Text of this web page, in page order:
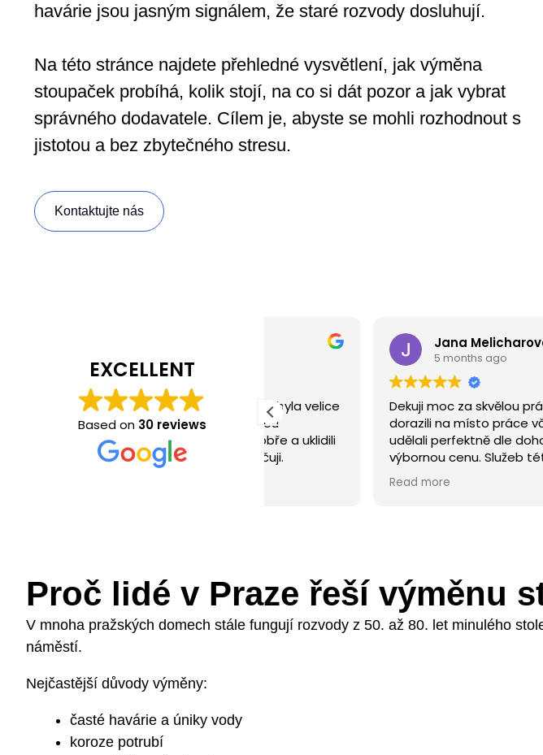
havárie jsou jasným signálem, že staré rozvody dosluhují.
Na této stránce najdete přehledné vysvětlení, jak výměna
stoupaček probíhá, kolik stojí, na co si dát pozor a jak vybrat
správného dodavatele. Cílem je, abyste se mohli rozhodnout s
jistotou a bez zbytečného stresu.
Kontaktujte nás
EXCELLENT
Based on 30 reviews
S firmou DinoGroup jsem byla velice
spokojena, instalatérskou
práci provedli rychle, dobře a uklidili
po sobě. Určitě doporučuji.
Jana Melicharova
5 months ago
Dekuji moc za skvělou práci. Pánové
dorazili na místo práce včas, vše
udělali perfektně dle dohody a za
výbornou cenu. Služeb této firmy
využívám opakovaně. Mohu všem
Proč lidé v Praze řeší výměnu
V mnoha pražských domech stále fungují rozvody z 50. až 80. let minulého
náměstí.
Nejčastější důvody výměny:
časté havárie a úniky vody
koroze potrubí